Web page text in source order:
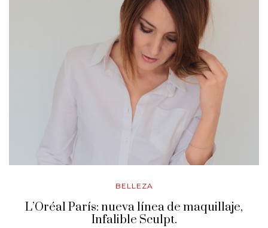
BELLEZA
L’Oréal París: nueva línea de maquillaje,
Infalible Sculpt.